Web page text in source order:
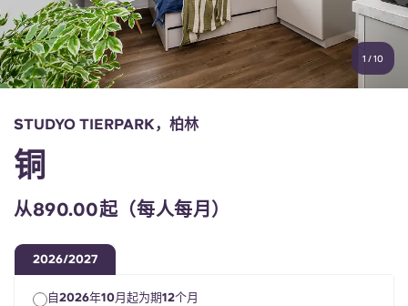
账户 语言
English (GB)
English (US)
Español
选择一个国家
立即预订
Portuguese
1 /10
STUDYO TIERPARK，柏林
铜
从890.00起（每人每月）
2026/2027
自2026年10月起为期12个月